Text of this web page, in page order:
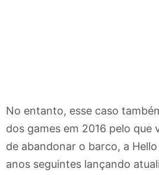
No entanto, esse caso
dos games em 2016 pelo que
de abandonar o barco, a
anos seguintes lançando